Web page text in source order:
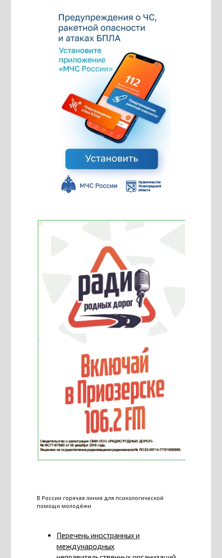
В России горячая линия для психологической
помощи молодёжи
Перечень иностранных и
международных